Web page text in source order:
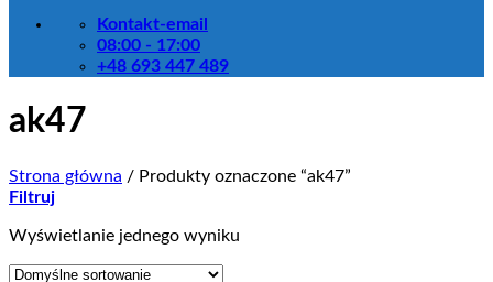
Kontakt-email
08:00 - 17:00
+48 693 447 489
ak47
Strona główna / Produkty oznaczone “ak47”
Filtruj
Wyświetlanie jednego wyniku